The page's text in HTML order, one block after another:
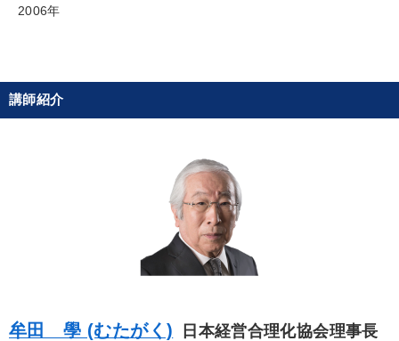
リーダーシップ 多様性・ダイバーシティ
モチベーション 新技術
2006年
講師紹介
牟田 學 (むたがく)
日本経営合理化協会理事長